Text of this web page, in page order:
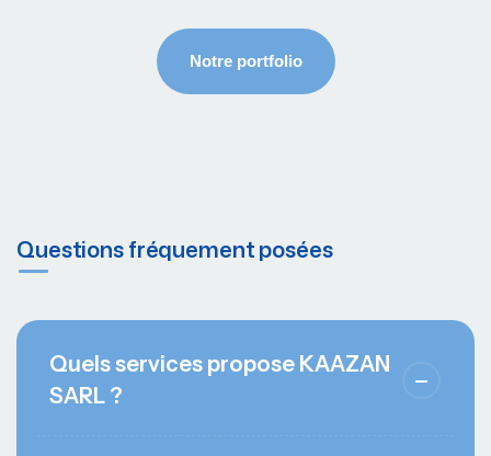
Questions fréquement posées
Quels services propose KAAZAN
SARL ?